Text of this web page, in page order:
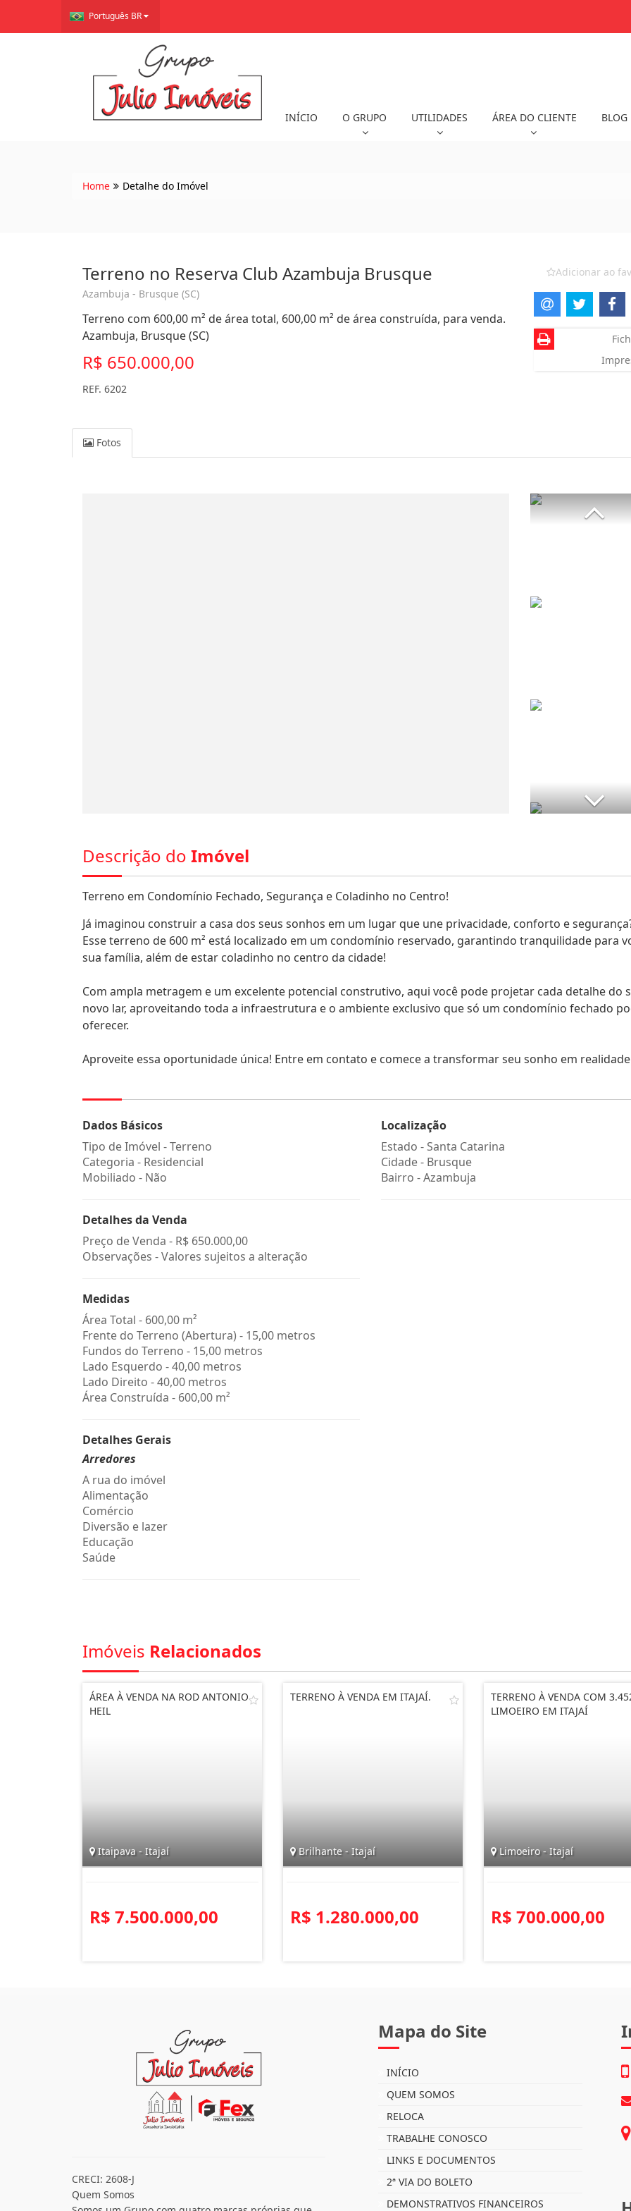
Português BR
INÍCIO O GRUPO UTILIDADES ÁREA DO CLIENTE BLOG
Home Detalhe do Imóvel
Terreno no Reserva Club Azambuja Brusque
Azambuja - Brusque (SC)
Terreno com 600,00 m² de área total, 600,00 m² de área construída, para venda.
Azambuja, Brusque (SC)
R$ 650.000,00
REF. 6202
Adicionar ao
Fotos
Descrição do Imóvel
Terreno em Condomínio Fechado, Segurança e Coladinho no Centro!
Já imaginou construir a casa dos seus sonhos em um lugar que une privacidade, conforto e
Esse terreno de 600 m² está localizado em um condomínio reservado, garantindo tranquilidade para
sua família, além de estar coladinho no centro da cidade!
Com ampla metragem e um excelente potencial construtivo, aqui você pode projetar cada detalhe do
novo lar, aproveitando toda a infraestrutura e o ambiente exclusivo que só um condomínio fechado
oferecer.
Aproveite essa oportunidade única! Entre em contato e comece a transformar seu sonho em
Dados Básicos
Tipo de Imóvel - Terreno
Categoria - Residencial
Mobiliado - Não
Detalhes da Venda
Preço de Venda - R$ 650.000,00
Observações - Valores sujeitos a alteração
Medidas
Área Total - 600,00 m²
Frente do Terreno (Abertura) - 15,00 metros
Fundos do Terreno - 15,00 metros
Lado Esquerdo - 40,00 metros
Lado Direito - 40,00 metros
Área Construída - 600,00 m²
Detalhes Gerais
Arredores
A rua do imóvel
Alimentação
Comércio
Diversão e lazer
Educação
Saúde
Localização
Estado -Santa Catarina
Cidade - Brusque
Bairro -Azambuja
Imóveis Relacionados
ÁREA À VENDA NA ROD ANTONIO
HEIL
Itaipava - Itajaí
R$ 7.500.000,00
TERRENO À VENDA EM ITAJAÍ.
Brilhante - Itajaí
R$ 1.280.000,00
TERRENO À VENDA COM
LIMOEIRO EM ITAJAÍ
Limoeiro - Itajaí
R$ 700.000,00
CRECI: 2608-J
Quem Somos
Mapa do Site
INÍCIO
QUEM SOMOS
RELOCA
TRABALHE CONOSCO
LINKS E DOCUMENTOS
2ª VIA DO BOLETO
DEMONSTRATIVOS FINANCEIROS